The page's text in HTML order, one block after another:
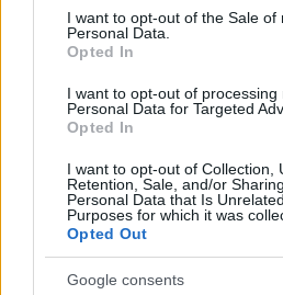
consent section.
I want to opt-out of the Sale of
Personal Data.
Opted In
I want to opt-out of processing
Personal Data for Targeted
Opted In
I want to opt-out of Collection,
Retention, Sale, and/or
Personal Data that Is
Purposes for which it was
Opted Out
Google consents
INFORMÁCIÓINK SZERINT A
INTÉZKEDIK AZ ÜGYBEN
kényszerítik, hogy térdre
bakancsát.